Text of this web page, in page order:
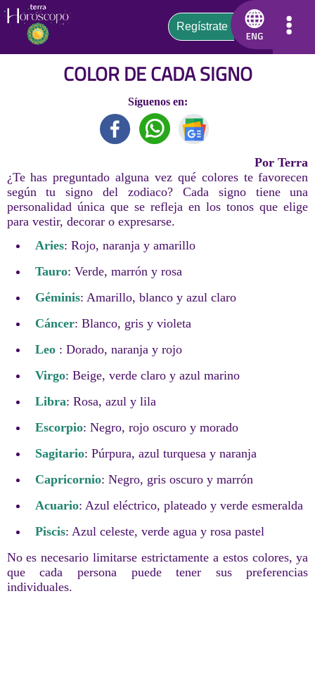
COLOR DE CADA SIGNO
Síguenos en:
Por Terra
¿Te has preguntado alguna vez qué colores te favorecen
según tu signo del zodiaco? Cada signo tiene una
personalidad única que se refleja en los tonos que elige
para vestir, decorar o expresarse.
Aries: Rojo, naranja y amarillo
Tauro: Verde, marrón y rosa
Géminis: Amarillo, blanco y azul claro
Cáncer: Blanco, gris y violeta
Leo : Dorado, naranja y rojo
Virgo: Beige, verde claro y azul marino
Libra: Rosa, azul y lila
Escorpio: Negro, rojo oscuro y morado
Sagitario: Púrpura, azul turquesa y naranja
Capricornio: Negro, gris oscuro y marrón
Acuario: Azul eléctrico, plateado y verde esmeralda
Piscis: Azul celeste, verde agua y rosa pastel
No es necesario limitarse estrictamente a estos colores, ya
que cada persona puede tener sus preferencias
individuales.